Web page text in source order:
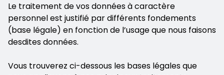
Le traitement de vos données à caractère
personnel est justifié par différents fondements
(base légale) en fonction de l’usage que nous faisons
desdites données.
Vous trouverez ci-dessous les bases légales que